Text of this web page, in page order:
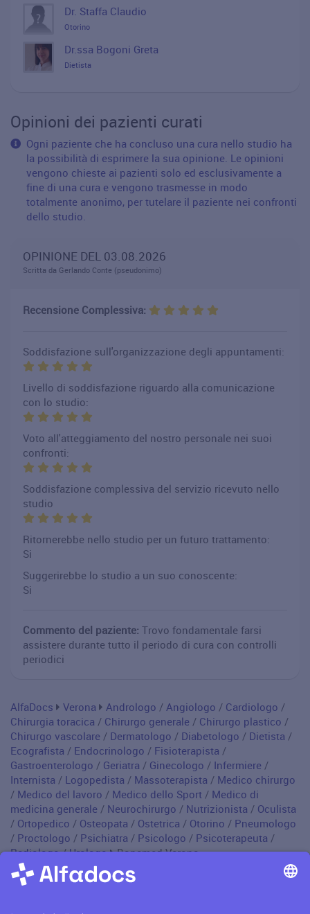
Dr. Staffa Claudio
Otorino
Dr.ssa Bogoni Greta
Dietista
Opinioni dei pazienti curati
Ogni paziente che ha concluso una cura nello studio ha
la possibilità di esprimere la sua opinione. Le opinioni
vengono chieste ai pazienti solo ed esclusivamente a
fine di una cura e vengono trasmesse in modo
totalmente anonimo, per tutelare il paziente nei confronti
dello studio.
OPINIONE DEL 03.08.2026
Scritta da Gerlando Conte (pseudonimo)
Recensione Complessiva:
Soddisfazione sull'organizzazione degli appuntamenti:
Livello di soddisfazione riguardo alla comunicazione
con lo studio:
Voto all'atteggiamento del nostro personale nei suoi
confronti:
Soddisfazione complessiva del servizio ricevuto nello
studio
Ritornerebbe nello studio per un futuro trattamento:
Si
Suggerirebbe lo studio a un suo conoscente:
Si
Commento del paziente: Trovo fondamentale farsi
assistere durante tutto il periodo di cura con controlli
periodici
AlfaDocs Verona Andrologo / Angiologo / Cardiologo /
Chirurgia toracica / Chirurgo generale / Chirurgo plastico /
Chirurgo vascolare / Dermatologo / Diabetologo / Dietista /
Ecografista / Endocrinologo / Fisioterapista /
Gastroenterologo / Geriatra / Ginecologo / Infermiere /
Internista / Logopedista / Massoterapista / Medico chirurgo
/ Medico del lavoro / Medico dello Sport / Medico di
medicina generale / Neurochirurgo / Nutrizionista / Oculista
/ Ortopedico / Osteopata / Ostetrica / Otorino / Pneumologo
/ Proctologo / Psichiatra / Psicologo / Psicoterapeuta /
Radiologo/Urologo Bonamed Verona